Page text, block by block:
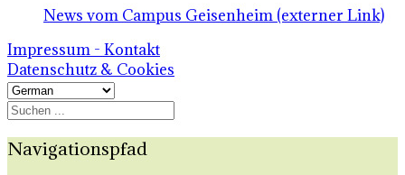
News vom Campus Geisenheim (externer Link)
Impressum - Kontakt
Datenschutz & Cookies
Navigationspfad